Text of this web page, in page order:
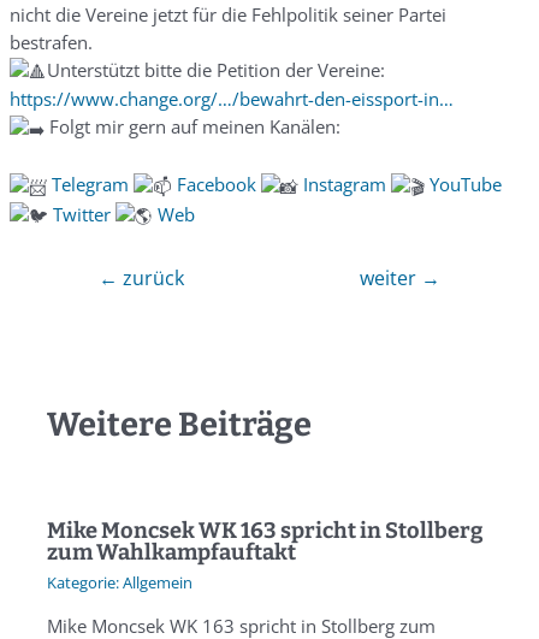
nicht die Vereine jetzt für die Fehlpolitik seiner Partei
bestrafen.
Unterstützt bitte die Petition der Vereine:
https://www.change.org/…/bewahrt-den-eissport-in…
Folgt mir gern auf meinen Kanälen:
Telegram Facebook Instagram
YouTube
Twitter
Web
← zurück weiter →
Weitere Beiträge
Mike Moncsek WK 163 spricht in Stollberg
zum Wahlkampfauftakt
Allgemein
Mike Moncsek WK 163 spricht in Stollberg zum